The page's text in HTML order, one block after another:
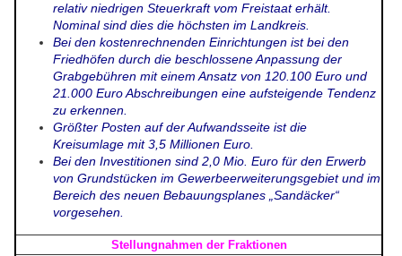
relativ niedrigen Steuerkraft vom Freistaat erhält.
Nominal sind dies die höchsten im Landkreis.
Bei den kostenrechnenden Einrichtungen ist bei den
Friedhöfen durch die beschlossene Anpassung der
Grabgebühren mit einem Ansatz von 120.100 Euro und
21.000 Euro Abschreibungen eine aufsteigende Tendenz
zu erkennen.
Größter Posten auf der Aufwandsseite ist die
Kreisumlage mit 3,5 Millionen Euro.
Bei den Investitionen sind 2,0 Mio. Euro für den Erwerb
von Grundstücken im Gewerbeerweiterungsgebiet und im
Bereich des neuen Bebauungsplanes „Sandäcker“
vorgesehen.
Stellungnahmen der Fraktionen